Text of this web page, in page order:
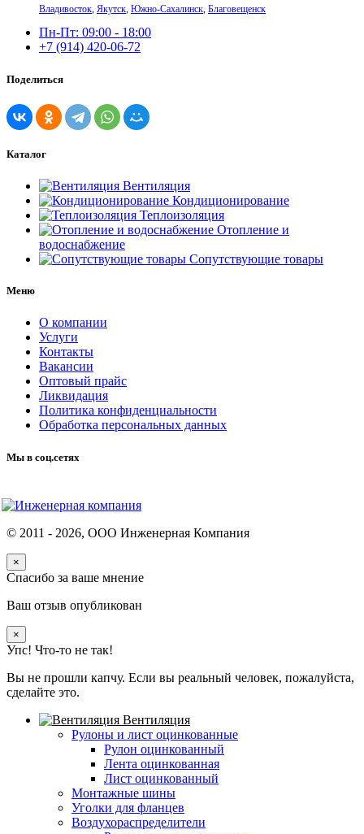
Владивосток, Якутск, Южно-Сахалинск, Благовещенск
Пн-Пт: 09:00 - 18:00
+7 (914) 420-06-72
Поделиться
Каталог
Вентиляция
Кондиционирование
Теплоизоляция
Отопление и
водоснабжение
Сопутствующие товары
Меню
О компании
Услуги
Контакты
Вакансии
Оптовый прайс
Ликвидация
Политика конфиденциальности
Обработка персональных данных
Мы в соц.сетях
© 2011 - 2026, ООО Инженерная Компания
×
Спасибо за ваше мнение
Ваш отзыв опубликован
×
Упс! Что-то не так!
Вы не прошли капчу. Если вы реальный человек, пожалуйста,
сделайте это.
Вентиляция
Рулоны и лист оцинкованные
Рулон оцинкованный
Лента оцинкованная
Лист оцинкованный
Монтажные шины
Уголки для фланцев
Воздухораспределители